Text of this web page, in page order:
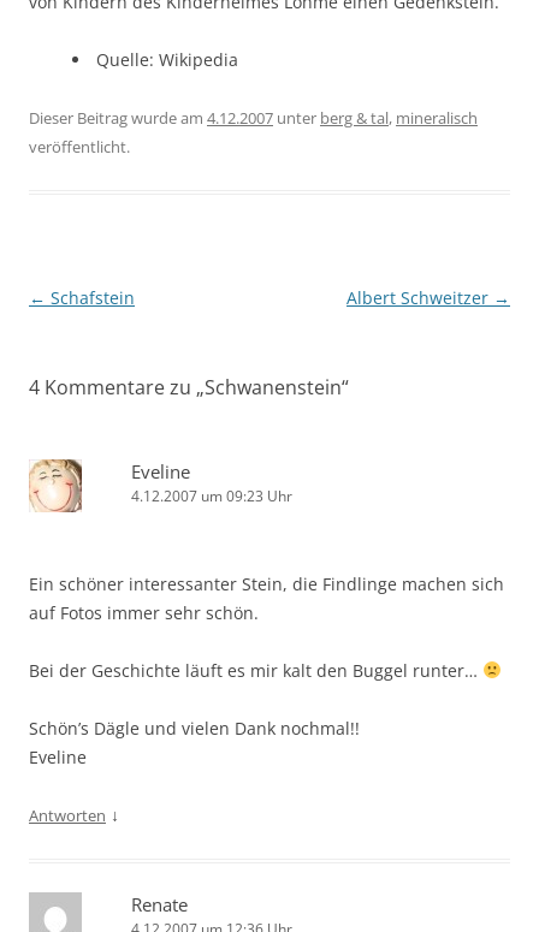
Quelle: Wikipedia
Dieser Beitrag wurde am 4.12.2007 unter berg & tal, mineralisch
veröffentlicht.
Beitragsnavigation
← Schafstein Albert Schweitzer →
4 Kommentare zu „Schwanenstein“
Eveline
4.12.2007 um 09:23 Uhr
Ein schöner interessanter Stein, die Findlinge machen sich
auf Fotos immer sehr schön.
Bei der Geschichte läuft es mir kalt den Buggel runter…
Schön’s Dägle und vielen Dank nochmal!!
Eveline
Antworten ↓
Renate